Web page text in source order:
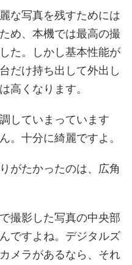
な写真を残すためには
め、本機では最高の撮
た。しかし基本性能が
だけ持ち出して外出し
高くなります。
していまっています
。十分に綺麗ですよ。
がたかったのは、広角
撮影した写真の中央部
ですよね。デジタルズ
メラがあるなら、それ